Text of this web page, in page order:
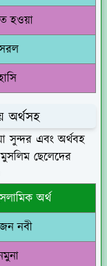
হওয়া
অর্থসহ
সুন্দর এবং অর্থবহ
ছেলেদের
অর্থ
নবী